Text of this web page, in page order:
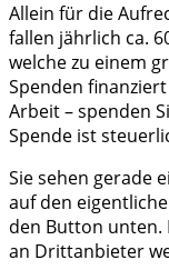
Allein für die
fallen jährlich ca.
welche zu einem
Spenden
Arbeit – spenden
Spende ist
Sie sehen gerade
auf den
den Button unten.
an Drittanbieter